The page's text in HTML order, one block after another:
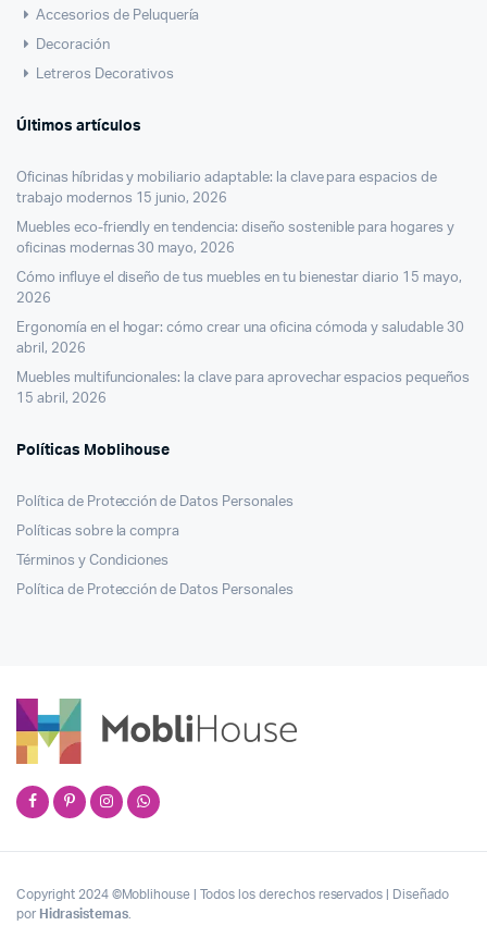
Accesorios de Peluquería
Decoración
Letreros Decorativos
Últimos artículos
Oficinas híbridas y mobiliario adaptable: la clave para espacios de
trabajo modernos 15 junio, 2026
Muebles eco-friendly en tendencia: diseño sostenible para hogares y
oficinas modernas 30 mayo, 2026
Cómo influye el diseño de tus muebles en tu bienestar diario 15 mayo,
2026
Ergonomía en el hogar: cómo crear una oficina cómoda y saludable 30
abril, 2026
Muebles multifuncionales: la clave para aprovechar espacios pequeños
15 abril, 2026
Políticas Moblihouse
Política de Protección de Datos Personales
Políticas sobre la compra
Términos y Condiciones
Política de Protección de Datos Personales
Copyright 2024 ©Moblihouse | Todos los derechos reservados | Diseñado
por Hidrasistemas.